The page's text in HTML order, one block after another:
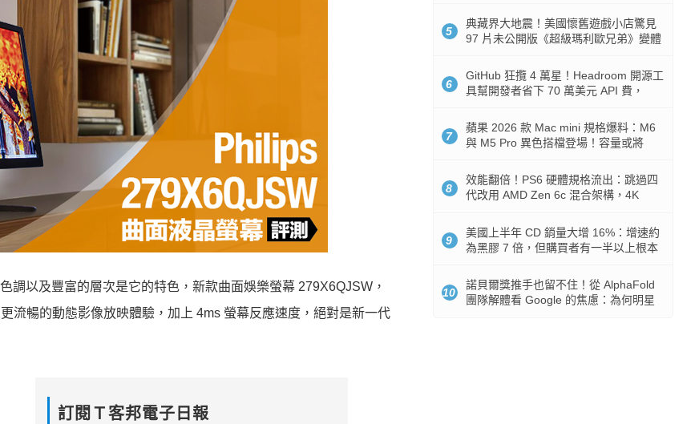
調以及豐富的層次是它的特色，新款曲面娛樂螢幕 279X6QJSW ，
流暢的動態影像放映體驗，加上 4ms 螢幕反應速度，絕對是新一代
訂閱Ｔ客邦電子日報
5
典藏界大地震！美國懷舊遊戲小店驚見
97 片未公開版《超級瑪利歐兄弟》變體
6
GitHub 狂攬 4 萬星！Headroom 開源工
具幫開發者省下 70 萬美元 API 費，
7
蘋果 2026 款 Mac mini 規格爆料：M6
與 M5 Pro 異色搭檔登場！容量或將
8
效能翻倍！PS6 硬體規格流出：跳過四
代改用 AMD Zen 6c 混合架構，4K
9
美國上半年 CD 銷量大增 16%：增速約
為黑膠 7 倍，但購買者有一半以上根本
10
諾貝爾獎推手也留不住！從 AlphaFold
團隊解體看 Google 的焦慮：為何明星